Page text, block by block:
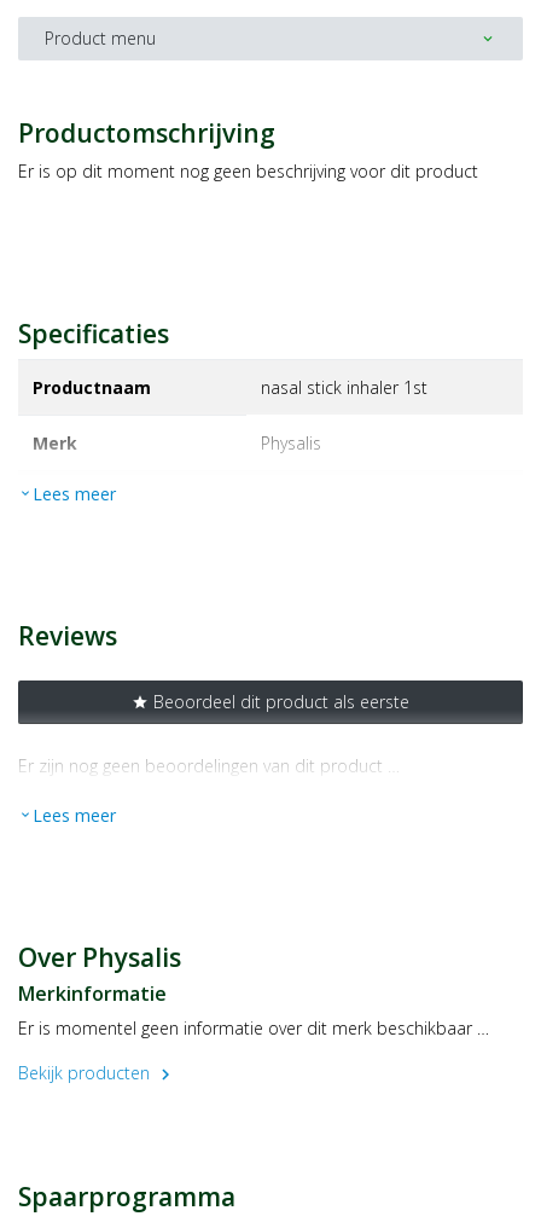
Product menu expand_more
Productomschrijving
Er is op dit moment nog geen beschrijving voor dit product
Specificaties
Productnaam nasal stick inhaler 1st
Merk physalis
EAN
expand_more Lees meer
Reviews
star Beoordeel dit product als eerste
Er zijn nog geen beoordelingen van dit product …
expand_more Lees meer
Over Physalis
Merkinformatie
Er is momentel geen informatie over dit merk beschikbaar …
Bekijk producten
chevron_right
Spaarprogramma